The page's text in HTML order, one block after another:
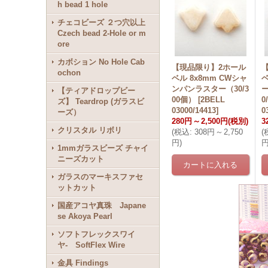
h bead 1 hole
チェコビーズ ２つ穴以上
Czech bead 2-Hole or m
ore
カボション No Hole Cab
ochon
【ティアドロップビー
ズ】 Teardrop (ガラスビ
ーズ）
クリスタル リボリ
1mmガラスビーズ チャイ
ニーズカット
ガラスのマーキスファセ
ットカット
国産アコヤ真珠 Japane
se Akoya Pearl
ソフトフレックスワイ
ヤ- SoftFlex Wire
金具 Findings
【現品限り】2ホール
ベル 8x8mm CWシャ
ンパンラスター（30/3
00個）
[2BELL
03000/14413]
280円 ～ 2,500円(税別)
(税込: 308円 ～ 2,750
円)
(